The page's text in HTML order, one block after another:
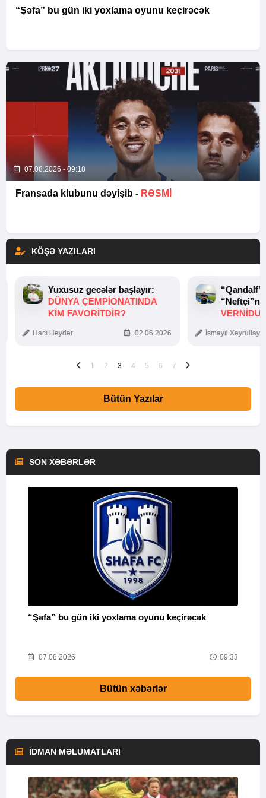
“Şəfa” bu gün iki yoxlama oyunu keçirəcək
07.08.2026 - 09:18
Fransada klubunu dəyişib - RƏSMİ
KÖŞƏ YAZILARI
Yuxusuz gecələr başlayır:
DÜNYA ÇEMPIONATINDA
KIM FAVORITDIR?
Hacı Heydər 02.06.2026 İsmayıl
1 2 3 4 5 6 7
Bütün Yazılar
SON XƏBƏRLƏR
“Şəfa” bu gün iki yoxlama oyunu keçirəcək
07.08.2026 09:33
Bütün xəbərlər
İDMAN MƏLUMATLARI